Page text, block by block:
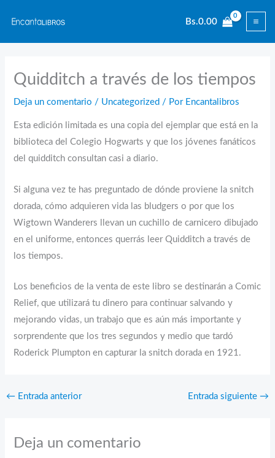
contenido
Bs.0.00
Quidditch a través de los tiempos
Deja un comentario / Uncategorized / Por Encantalibros
Esta edición limitada es una copia del ejemplar que está en la
biblioteca del Colegio Hogwarts y que los jóvenes fanáticos
del quidditch consultan casi a diario.
Si alguna vez te has preguntado de dónde proviene la snitch
dorada, cómo adquieren vida las bludgers o por que los
Wigtown Wanderers llevan un cuchillo de carnicero dibujado
en el uniforme, entonces querrás leer Quidditch a través de
los tiempos.
Los beneficios de la venta de este libro se destinarán a Comic
Relief, que utilizará tu dinero para continuar salvando y
mejorando vidas, un trabajo que es aún más importante y
sorprendente que los tres segundos y medio que tardó
Roderick Plumpton en capturar la snitch dorada en 1921.
← Entrada anterior Entrada siguiente →
Deja un comentario